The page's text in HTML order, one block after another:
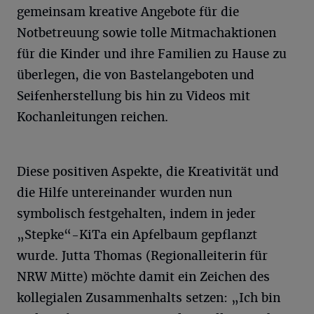
gemeinsam kreative Angebote für die
Notbetreuung sowie tolle Mitmachaktionen
für die Kinder und ihre Familien zu Hause zu
überlegen, die von Bastelangeboten und
Seifenherstellung bis hin zu Videos mit
Kochanleitungen reichen.
Diese positiven Aspekte, die Kreativität und
die Hilfe untereinander wurden nun
symbolisch festgehalten, indem in jeder
„Stepke“-KiTa ein Apfelbaum gepflanzt
wurde. Jutta Thomas (Regionalleiterin für
NRW Mitte) möchte damit ein Zeichen des
kollegialen Zusammenhalts setzen: „Ich bin